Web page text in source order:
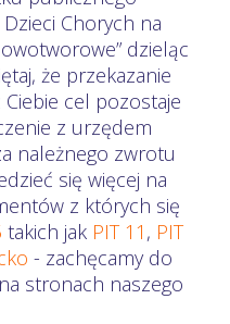
Chorych na
dzieląc
że przekazanie
cel pozostaje
z urzędem
należnego zwrotu
się więcej na
z których się
takich jak PIT 11 , PIT
- zachęcamy do
stronach naszego